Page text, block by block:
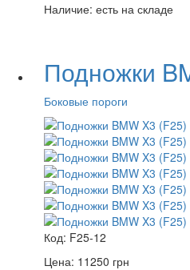
Наличие: есть на складе
Подножки
Боковые пороги
Код: F25-12
Цена: 11250 грн